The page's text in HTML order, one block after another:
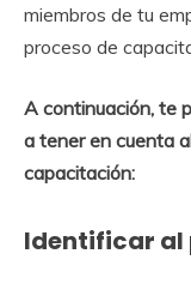
miembros de tu
proceso de
A continuación, te
a tener en cuenta
capacitación:
Identificar al